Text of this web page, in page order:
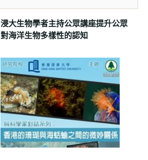
浸大生物學者主持公眾講座提升公眾
對海洋生物多樣性的認知